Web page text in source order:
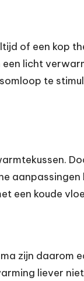
of een kop
een licht
te
aanpassingen
een koude
zijn daarom
liever